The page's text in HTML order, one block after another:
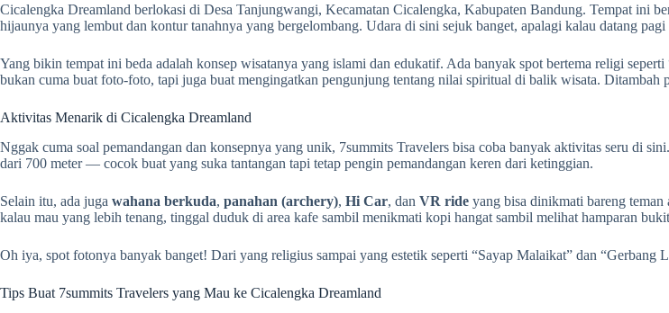
Cicalengka Dreamland berlokasi di Desa Tanjungwangi, Kecamatan Cicalengka, Kabupaten Bandung. Tempat ini
hijaunya yang lembut dan kontur tanahnya yang bergelombang. Udara di sini sejuk banget, apalagi kalau datang
Yang bikin tempat ini beda adalah konsep wisatanya yang islami dan edukatif. Ada banyak spot bertema religi
bukan cuma buat foto-foto, tapi juga buat mengingatkan pengunjung tentang nilai spiritual di balik wisata. Ditambah
Aktivitas Menarik di Cicalengka Dreamland
Nggak cuma soal pemandangan dan konsepnya yang unik, 7summits Travelers bisa coba banyak aktivitas seru di
dari 700 meter — cocok buat yang suka tantangan tapi tetap pengin pemandangan keren dari ketinggian.
Selain itu, ada juga wahana berkuda, panahan (archery), Hi Car, dan VR ride yang bisa dinikmati bareng
kalau mau yang lebih tenang, tinggal duduk di area kafe sambil menikmati kopi hangat sambil melihat hamparan
Oh iya, spot fotonya banyak banget! Dari yang religius sampai yang estetik seperti “Sayap Malaikat” dan “Gerbang
Tips Buat 7summits Travelers yang Mau ke Cicalengka Dreamland